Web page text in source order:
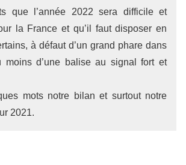
que l’année 2022 sera difficile et
la France et qu’il faut disposer en
à défaut d’un grand phare dans
moins d’une balise au signal fort et
mots notre bilan et surtout notre
2021.